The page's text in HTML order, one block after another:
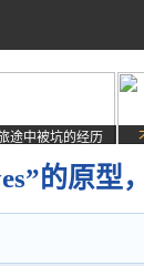
途中被坑的经历
的原型